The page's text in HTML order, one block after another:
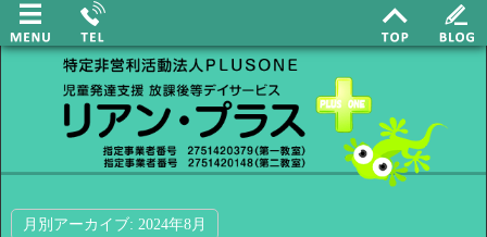
月別アーカイブ: 2024年8月